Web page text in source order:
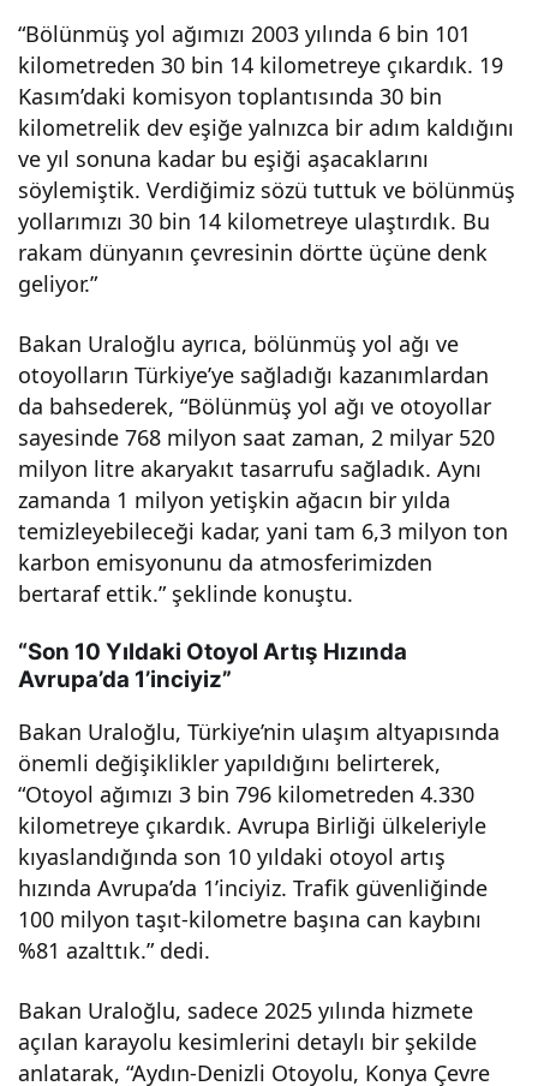
“Bölünmüş yol ağımızı 2003 yılında 6 bin 101
kilometreden 30 bin 14 kilometreye çıkardık. 19
Kasım’daki komisyon toplantısında 30 bin
kilometrelik dev eşiğe yalnızca bir adım kaldığını
ve yıl sonuna kadar bu eşiği aşacaklarını
söylemiştik. Verdiğimiz sözü tuttuk ve bölünmüş
yollarımızı 30 bin 14 kilometreye ulaştırdık. Bu
rakam dünyanın çevresinin dörtte üçüne denk
geliyor.”
Bakan Uraloğlu ayrıca, bölünmüş yol ağı ve
otoyolların Türkiye’ye sağladığı kazanımlardan
da bahsederek, “Bölünmüş yol ağı ve otoyollar
sayesinde 768 milyon saat zaman, 2 milyar 520
milyon litre akaryakıt tasarrufu sağladık. Aynı
zamanda 1 milyon yetişkin ağacın bir yılda
temizleyebileceği kadar, yani tam 6,3 milyon ton
karbon emisyonunu da atmosferimizden
bertaraf ettik.” şeklinde konuştu.
“Son 10 Yıldaki Otoyol Artış Hızında
Avrupa’da 1’inciyiz”
Bakan Uraloğlu, Türkiye’nin ulaşım altyapısında
önemli değişiklikler yapıldığını belirterek,
“Otoyol ağımızı 3 bin 796 kilometreden 4.330
kilometreye çıkardık. Avrupa Birliği ülkeleriyle
kıyaslandığında son 10 yıldaki otoyol artış
hızında Avrupa’da 1’inciyiz. Trafik güvenliğinde
100 milyon taşıt-kilometre başına can kaybını
%81 azalttık.” dedi.
Bakan Uraloğlu, sadece 2025 yılında hizmete
açılan karayolu kesimlerini detaylı bir şekilde
anlatarak, “Aydın-Denizli Otoyolu, Konya Çevre
Aştı
Son
Hızl
a
Büy
üme
ye
Dev
am
Ediy
or.